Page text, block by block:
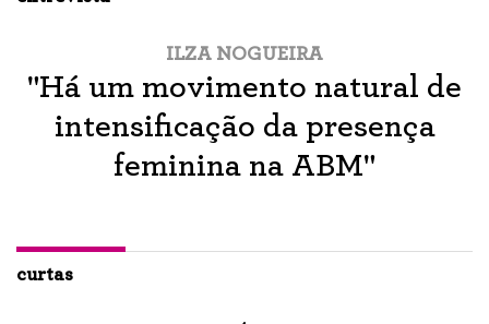
ILZA NOGUEIRA
"Há um movimento natural de
intensificação da presença
feminina na ABM"
curtas